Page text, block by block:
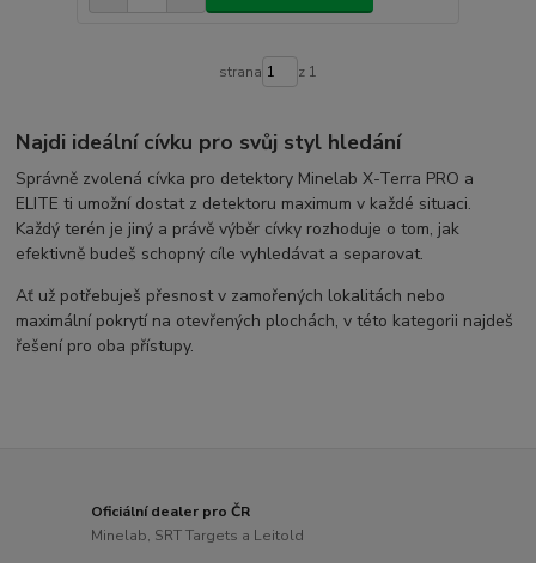
strana z 1
Najdi ideální cívku pro svůj styl hledání
Správně zvolená cívka pro detektory Minelab X-Terra PRO a
ELITE ti umožní dostat z detektoru maximum v každé situaci.
Každý terén je jiný a právě výběr cívky rozhoduje o tom, jak
efektivně budeš schopný cíle vyhledávat a separovat.
Ať už potřebuješ přesnost v zamořených lokalitách nebo
maximální pokrytí na otevřených plochách, v této kategorii najdeš
řešení pro oba přístupy.
Oficiální dealer pro ČR
Minelab, SRT Targets a Leitold